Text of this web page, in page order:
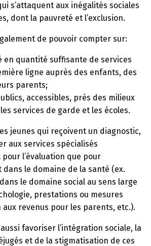
s’attaquent aux inégalités sociales
dont la pauvreté et l’exclusion.
de pouvoir compter sur:
en quantité suffisante de services
ligne auprès des enfants, des
parents;
accessibles, près des milieux
services de garde et les écoles.
jeunes qui reçoivent un diagnostic,
aux services spécialisés
l’évaluation que pour
le domaine de la santé (ex.
le domaine social au sens large
prestations ou mesures
revenus pour les parents, etc.).
favoriser l’intégration sociale, la
et de la stigmatisation de ces